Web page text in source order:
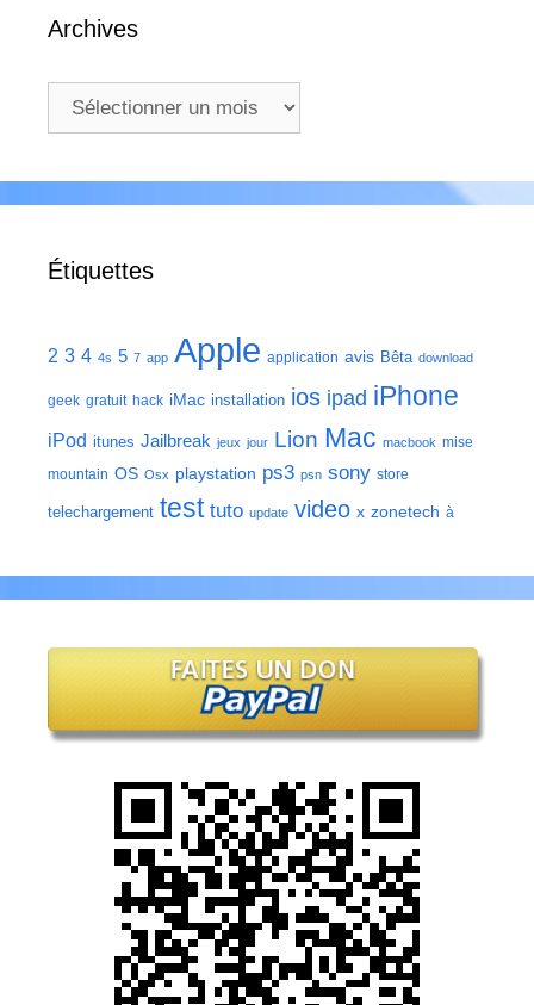
Archives
Archives
Étiquettes
2 3 4 4s 5 7 app Apple application avis Bêta download
geek gratuit hack iMac installation ios ipad iPhone
iPod itunes Jailbreak jeux jour Lion Mac macbook mise
mountain OS Osx playstation ps3 psn sony store
telechargement test tuto update video x zonetech à